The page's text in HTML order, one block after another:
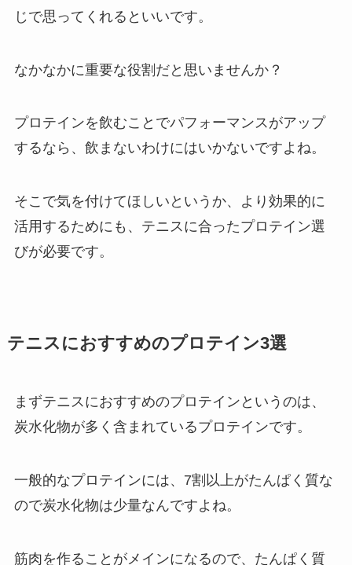
じで思ってくれるといいです。
なかなかに重要な役割だと思いませんか？
プロテインを飲むことでパフォーマンスがアップ
するなら、飲まないわけにはいかないですよね。
そこで気を付けてほしいというか、より効果的に
活用するためにも、テニスに合ったプロテイン選
びが必要です。
テニスにおすすめのプロテイン3選
まずテニスにおすすめのプロテインというのは、
炭水化物が多く含まれているプロテインです。
一般的なプロテインには、7割以上がたんぱく質な
ので炭水化物は少量なんですよね。
筋肉を作ることがメインになるので、たんぱく質